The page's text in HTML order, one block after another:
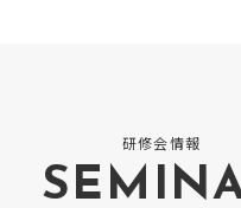
研修会情報